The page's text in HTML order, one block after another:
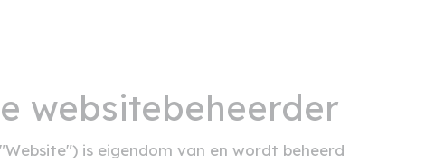
websitebeheerder
is eigendom van en wordt beheerd